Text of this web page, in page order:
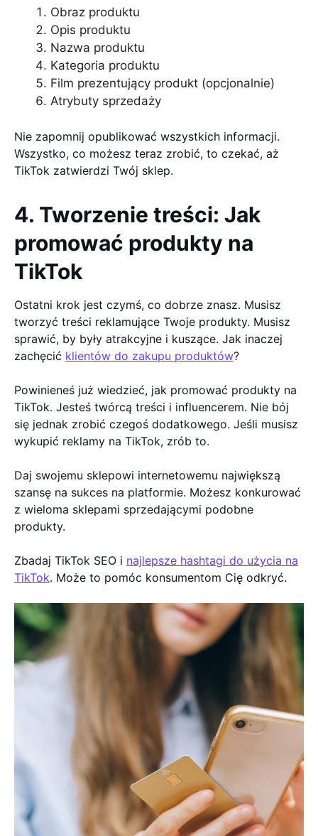
Obraz produktu
Opis produktu
Nazwa produktu
Kategoria produktu
Film prezentujący produkt (opcjonalnie)
Atrybuty sprzedaży
Nie zapomnij opublikować wszystkich informacji.
Wszystko, co możesz teraz zrobić, to czekać, aż
TikTok zatwierdzi Twój sklep.
4. Tworzenie treści: Jak
promować produkty na
TikTok
Ostatni krok jest czymś, co dobrze znasz. Musisz
tworzyć treści reklamujące Twoje produkty. Musisz
sprawić, by były atrakcyjne i kuszące. Jak inaczej
zachęcić klientów do zakupu produktów?
Powinieneś już wiedzieć, jak promować produkty na
TikTok. Jesteś twórcą treści i influencerem. Nie bój
się jednak zrobić czegoś dodatkowego. Jeśli musisz
wykupić reklamy na TikTok, zrób to.
Daj swojemu sklepowi internetowemu największą
szansę na sukces na platformie. Możesz konkurować
z wieloma sklepami sprzedającymi podobne
produkty.
Zbadaj TikTok SEO i najlepsze hashtagi do użycia na
TikTok. Może to pomóc konsumentom Cię odkryć.